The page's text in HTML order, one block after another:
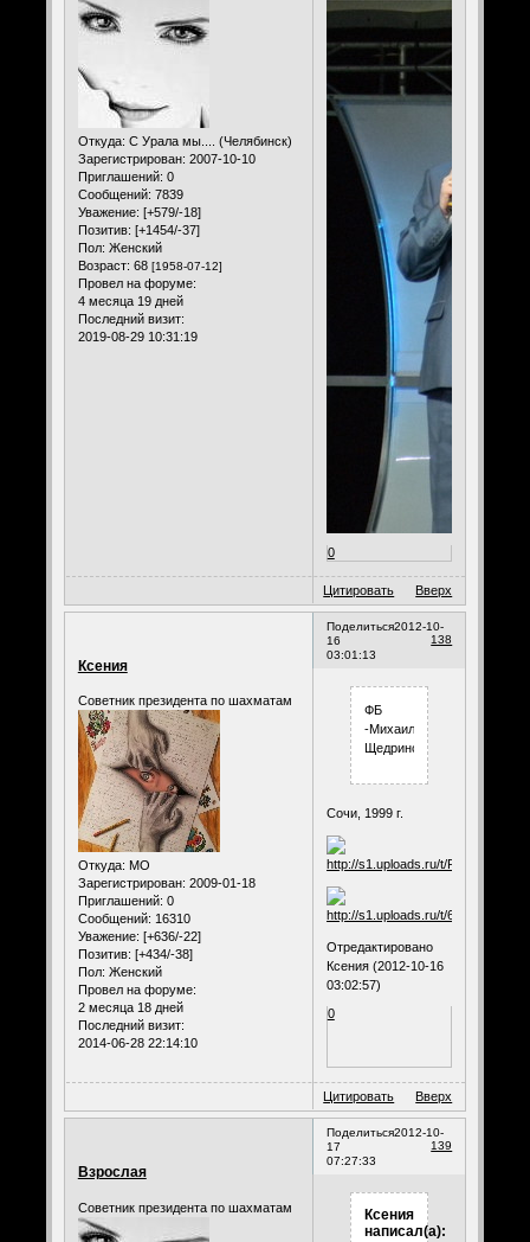
Откуда: С Урала мы.... (Челябинск)
Зарегистрирован: 2007-10-10
Приглашений: 0
Сообщений: 7839
Уважение: [+579/-18]
Позитив: [+1454/-37]
Пол: Женский
Возраст: 68 [1958-07-12]
Провел на форуме:
4 месяца 19 дней
Последний визит:
2019-08-29 10:31:19
0
Цитировать Вверх
Поделиться
138
2012-10-
16
03:01:13
Ксения
Советник президента по шахматам
Откуда: МО
Зарегистрирован: 2009-01-18
Приглашений: 0
Сообщений: 16310
Уважение: [+636/-22]
Позитив: [+434/-38]
Пол: Женский
Провел на форуме:
2 месяца 18 дней
Последний визит:
2014-06-28 22:14:10
ФБ
-Михаил
Щедринский
Сочи, 1999 г.
Отредактировано
Ксения (2012-10-16
03:02:57)
0
Цитировать Вверх
Поделиться
139
2012-10-
17
07:27:33
Взрослая
Советник президента по шахматам
Ксения
написал(а):